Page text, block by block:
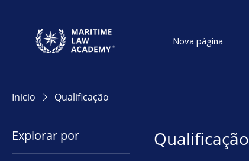
Nova página
Inicio Qualificação
Explorar por Qualificação